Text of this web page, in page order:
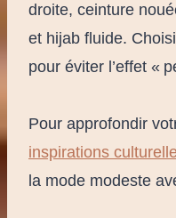
droite, ceinture
et hijab fluide.
pour éviter l’effet «
Pour approfondir
inspirations
la mode modeste